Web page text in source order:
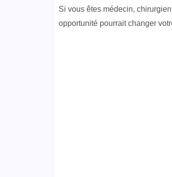
Si vous êtes médecin,
opportunité pourrait changer